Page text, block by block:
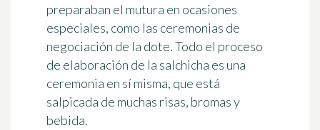
preparaban el mutura en ocasiones
especiales, como las ceremonias de
negociación de la dote.Todo el proceso
de elaboración de la salchicha es una
ceremonia en sí misma, que está
salpicada de muchas risas, bromas y
bebida.